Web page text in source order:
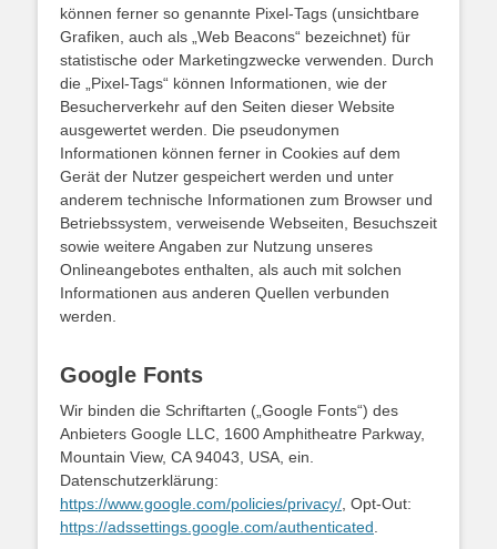
können ferner so genannte Pixel-Tags (unsichtbare
Grafiken, auch als „Web Beacons“ bezeichnet) für
statistische oder Marketingzwecke verwenden. Durch
die „Pixel-Tags“ können Informationen, wie der
Besucherverkehr auf den Seiten dieser Website
ausgewertet werden. Die pseudonymen
Informationen können ferner in Cookies auf dem
Gerät der Nutzer gespeichert werden und unter
anderem technische Informationen zum Browser und
Betriebssystem, verweisende Webseiten, Besuchszeit
sowie weitere Angaben zur Nutzung unseres
Onlineangebotes enthalten, als auch mit solchen
Informationen aus anderen Quellen verbunden
werden.
Google Fonts
Wir binden die Schriftarten („Google Fonts“) des
Anbieters Google LLC, 1600 Amphitheatre Parkway,
Mountain View, CA 94043, USA, ein.
Datenschutzerklärung:
https://www.google.com/policies/privacy/ , Opt-Out:
https://adssettings.google.com/authenticated